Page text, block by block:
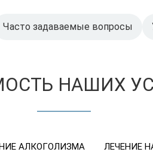
Часто задаваемые вопросы
НАШИХ
АЛКОГОЛИЗМА ЛЕЧЕНИЕ